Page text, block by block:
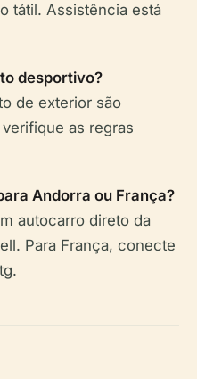
tátil. Assistência está
desportivo?
de exterior são
as regras
Andorra ou França?
autocarro direto da
Para França, conecte